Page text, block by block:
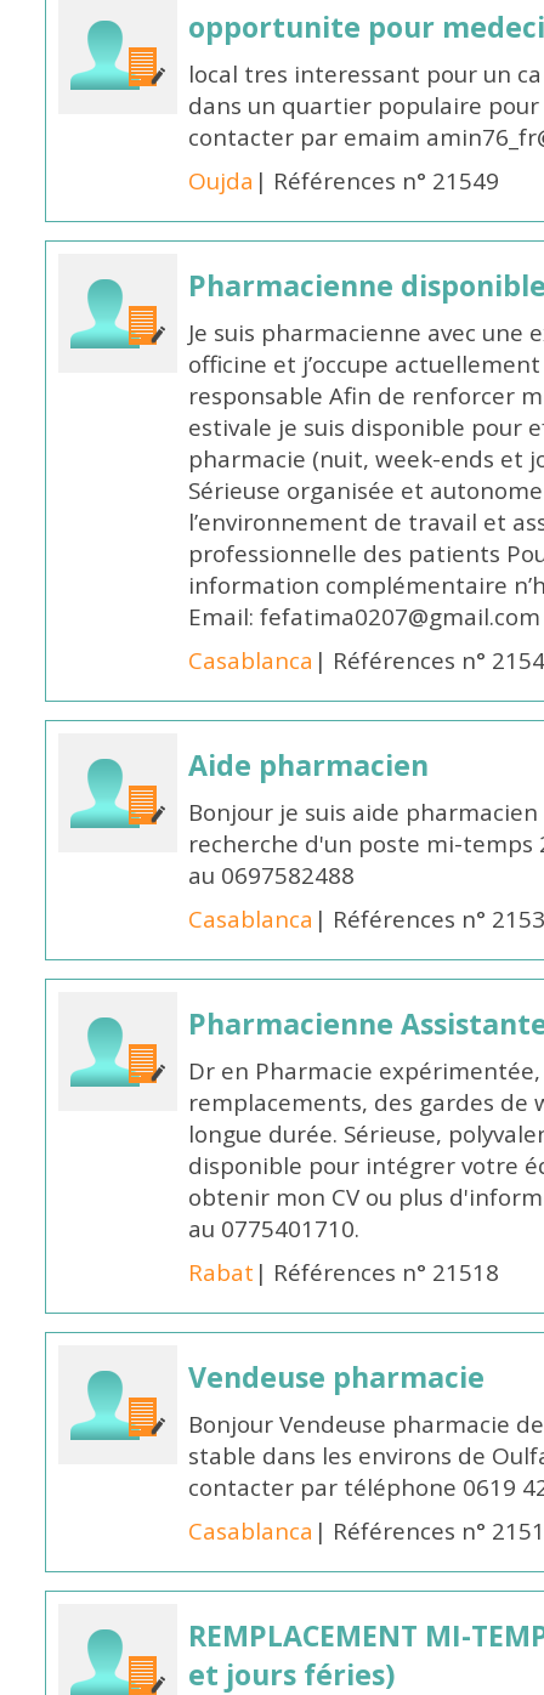
opportunite pour
local tres interessant pour un
dans un quartier populaire
contacter par emaim
Oujda | Références n° 21549
Pharmacienne
Je suis pharmacienne avec
officine et j’occupe
responsable Afin de renforcer
estivale je suis disponible pour
pharmacie (nuit, week-ends et
Sérieuse organisée et
l’environnement de travail et
professionnelle des patients
information complémentaire
Email: fefatima0207@gmail.com
Casablanca | Références n°
Aide pharmacien
Bonjour je suis aide
recherche d'un poste mi-temps
au 0697582488
Casablanca | Références n°
Pharmacienne
Dr en Pharmacie
remplacements, des gardes de
longue durée. Sérieuse,
disponible pour intégrer votre
obtenir mon CV ou plus
au 0775401710.
Rabat | Références n° 21518
Vendeuse pharmacie
Bonjour Vendeuse pharmacie
stable dans les environs de
contacter par téléphone 0619
Casablanca | Références n°
REMPLACEMENT MI-
et jours féries)